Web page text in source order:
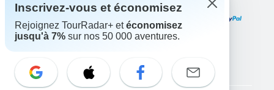
Inscrivez-vous et économisez
Rejoignez TourRadar+ etéconomisez
jusqu'à 7% sur nos 50 000 aventures.